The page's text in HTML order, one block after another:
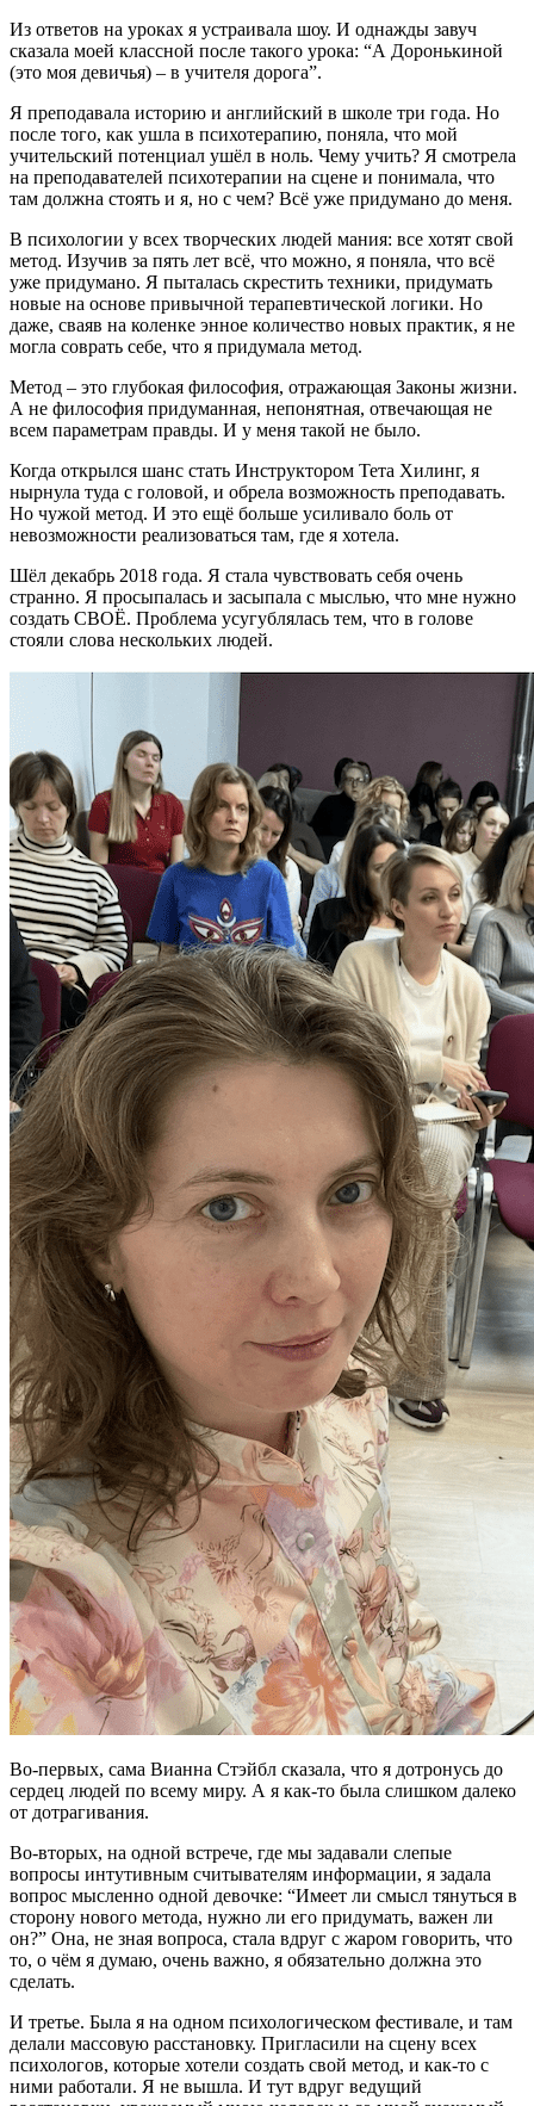
Из ответов на уроках я устраивала шоу. И однажды завуч
сказала моей классной после такого урока: “А Доронькиной
(это моя девичья) – в учителя дорога”.
Я преподавала историю и английский в школе три года. Но
после того, как ушла в психотерапию, поняла, что мой
учительский потенциал ушёл в ноль. Чему учить? Я смотрела
на преподавателей психотерапии на сцене и понимала, что
там должна стоять и я, но с чем? Всё уже придумано до меня.
В психологии у всех творческих людей мания: все хотят свой
метод. Изучив за пять лет всё, что можно, я поняла, что всё
уже придумано. Я пыталась скрестить техники, придумать
новые на основе привычной терапевтической логики. Но
даже, сваяв на коленке энное количество новых практик, я не
могла соврать себе, что я придумала метод.
Метод – это глубокая философия, отражающая Законы жизни.
А не философия придуманная, непонятная, отвечающая не
всем параметрам правды. И у меня такой не было.
Когда открылся шанс стать Инструктором Тета Хилинг, я
нырнула туда с головой, и обрела возможность преподавать.
Но чужой метод. И это ещё больше усиливало боль от
невозможности реализоваться там, где я хотела.
Шёл декабрь 2018 года. Я стала чувствовать себя очень
странно. Я просыпалась и засыпала с мыслью, что мне нужно
создать СВОЁ. Проблема усугублялась тем, что в голове
стояли слова нескольких людей.
Во-первых, сама Вианна Стэйбл сказала, что я дотронусь до
сердец людей по всему миру. А я как-то была слишком далеко
от дотрагивания.
Во-вторых, на одной встрече, где мы задавали слепые
вопросы интутивным считывателям информации, я задала
вопрос мысленно одной девочке: “Имеет ли смысл тянуться в
сторону нового метода, нужно ли его придумать, важен ли
он?” Она, не зная вопроса, стала вдруг с жаром говорить, что
то, о чём я думаю, очень важно, я обязательно должна это
сделать.
И третье. Была я на одном психологическом фестивале, и там
делали массовую расстановку. Пригласили на сцену всех
психологов, которые хотели создать свой метод, и как-то с
ними работали. Я не вышла. И тут вдруг ведущий